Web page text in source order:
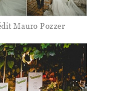
Mauro Pozzer